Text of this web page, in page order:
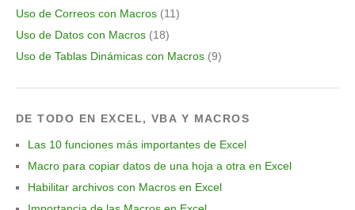
Uso de Correos con Macros (11)
Uso de Datos con Macros (18)
Uso de Tablas Dinámicas con Macros (9)
DE TODO EN EXCEL, VBA Y MACROS
Las 10 funciones más importantes de Excel
Macro para copiar datos de una hoja a otra en Excel
Habilitar archivos con Macros en Excel